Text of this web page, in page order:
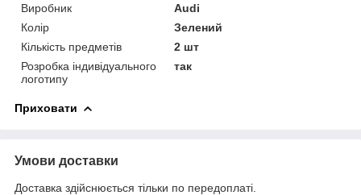
Виробник
Audi
Колір
Зелений
Кількість предметів
2 шт
Розробка індивідуального
логотипу
так
Приховати
Умови доставки
Доставка здійснюється тільки по передоплаті.